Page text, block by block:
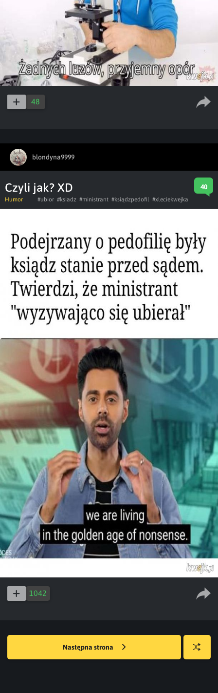
48
blondyna9999
Czyli jak? XD 40
Humor #ubior #ksiadz #ministrant #ksiądzpedofil #xleciekwejka
1042
Następna strona